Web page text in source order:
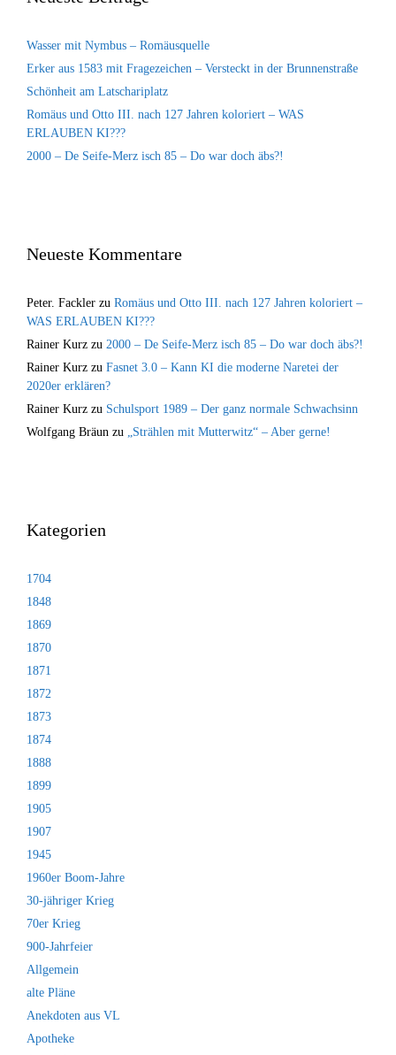
Wasser mit Nymbus – Romäusquelle
Erker aus 1583 mit Fragezeichen – Versteckt in der Brunnenstraße
Schönheit am Latschariplatz
Romäus und Otto III. nach 127 Jahren koloriert – WAS
ERLAUBEN KI???
2000 – De Seife-Merz isch 85 – Do war doch äbs?!
Neueste Kommentare
Peter. Fackler zu Romäus und Otto III. nach 127 Jahren koloriert –
WAS ERLAUBEN KI???
Rainer Kurz zu 2000 – De Seife-Merz isch 85 – Do war doch äbs?!
Rainer Kurz zu Fasnet 3.0 – Kann KI die moderne Naretei der
2020er erklären?
Rainer Kurz zu Schulsport 1989 – Der ganz normale Schwachsinn
Wolfgang Bräun zu „Strählen mit Mutterwitz“ – Aber gerne!
Kategorien
1704
1848
1869
1870
1871
1872
1873
1874
1888
1899
1905
1907
1945
1960er Boom-Jahre
30-jähriger Krieg
70er Krieg
900-Jahrfeier
Allgemein
alte Pläne
Anekdoten aus VL
Apotheke